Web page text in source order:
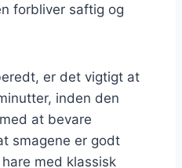
forbliver saftig og
er det vigtigt at
inden den
at bevare
smagene er godt
med klassisk